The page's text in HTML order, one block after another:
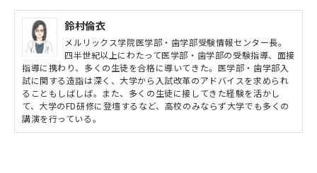
鈴村倫衣
メルリックス学院医学部・歯学部受験情報センター長。
四半世紀以上にわたって医学部・歯学部の受験指導、面接
指導に携わり、多くの生徒を合格に導いてきた。医学部・歯学部入
試に関する造詣は深く、大学から入試改革のアドバイスを求められ
ることもしばしば。また、多くの生徒に接してきた経験を活かし
て、大学のFD研修に登壇するなど、高校のみならず大学でも多くの
講演を行っている。